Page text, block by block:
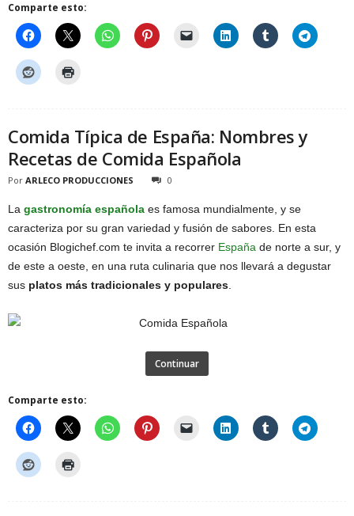
Comparte esto:
Comida Típica de España: Nombres y
Recetas de Comida Española
Por ARLECO PRODUCCIONES 0
La gastronomía española es famosa mundialmente, y se
caracteriza por su gran variedad y fusión de sabores. En esta
ocasión Blogichef.com te invita a recorrer España de norte a sur, y
de este a oeste, en una ruta culinaria que nos llevará a degustar
sus platos más tradicionales y populares
Continuar
Comparte esto: